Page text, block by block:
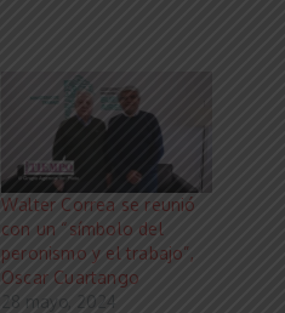
Walter Correa se reunió
con un “símbolo del
peronismo y el trabajo”,
Oscar Cuartango
28 mayo, 2024